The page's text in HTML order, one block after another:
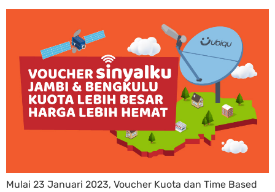
Mulai 23 Januari 2023, Voucher Kuota dan Time Based